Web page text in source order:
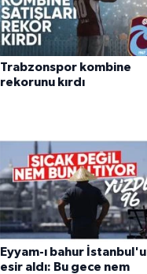
Trabzonspor kombine
rekorunu kırdı
Eyyam-ı bahur İstanbul'u
esir aldı: Bu gece nem